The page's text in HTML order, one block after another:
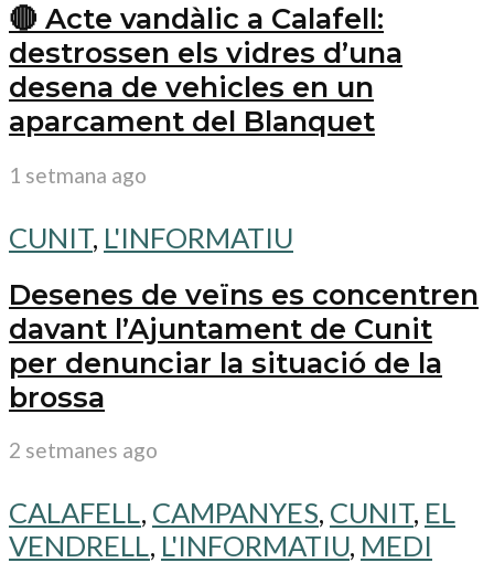
🔴 Acte vandàlic a Calafell:
destrossen els vidres d’una
desena de vehicles en un
aparcament del Blanquet
1 setmana ago
CUNIT, L'INFORMATIU
Desenes de veïns es concentren
davant l’Ajuntament de Cunit
per denunciar la situació de la
brossa
2 setmanes ago
CALAFELL, CAMPANYES, CUNIT, EL
VENDRELL, L'INFORMATIU, MEDI